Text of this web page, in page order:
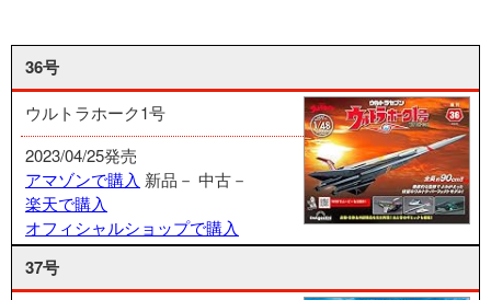
36号
ウルトラホーク1号
2023/04/25発売
アマゾンで購入 新品－ 中古－
楽天で購入
オフィシャルショップで購入
37号